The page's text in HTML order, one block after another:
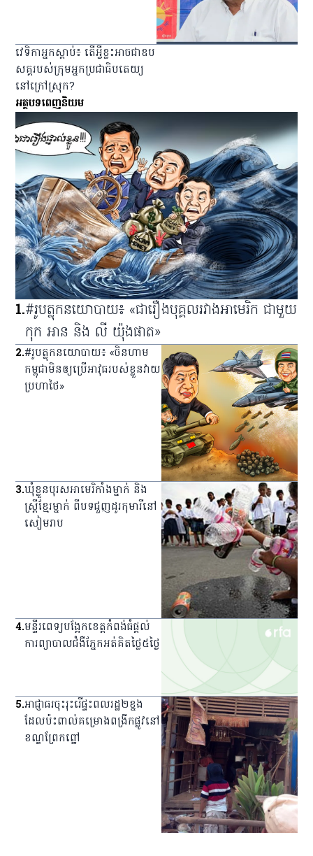
វេទិកា​អ្នក​ស្ដាប់​៖ តើ​អ្វី​ខ្លះ​អាច​ជា​ឧប
សគ្គ​របស់​ក្រុម​អ្នក​ប្រជាធិបតេយ្យ​
នៅ​ក្រៅ​ស្រុក?
អត្ថបទពេញនិយម
1.#រូបត្លុកនយោបាយ៖ «ជារឿងបុគ្គលរវាងអាមេរិក ជាមួយ
កុក អាន និង លី យ៉ុងផាត»
2.#រូបត្លុកនយោបាយ៖ «ចិនហាម
កម្ពុជាមិនឲ្យប្រើអាវុធរបស់ខ្លួនវាយ
ប្រហាថៃ»
3.ឃុំ​ខ្លួន​បុរស​អាមេរិកាំង​ម្នាក់ និង​
ស្ត្រី​ខ្មែរ​ម្នាក់ ពី​បទ​ជួញ​ដូរ​កុមារី​នៅ​
សៀមរាប
4.មន្ទីរពេទ្យ​បង្អែក​ខេត្ត​កំពង់ធំ​ផ្ដល់​
ការ​ព្យាបាល​ជំងឺ​ភ្នែក​អត់​គិត​ថ្លៃ​៥​ថ្ងៃ
5.អាជ្ញាធរ​ចុះ​រុះរើ​ផ្ទះ​ពលរដ្ឋ​២​ខ្នង​
ដែល​ប៉ះពាល់​គម្រោង​ពង្រីក​ផ្លូវ​នៅ​
ខណ្ឌ​ព្រែកព្នៅ